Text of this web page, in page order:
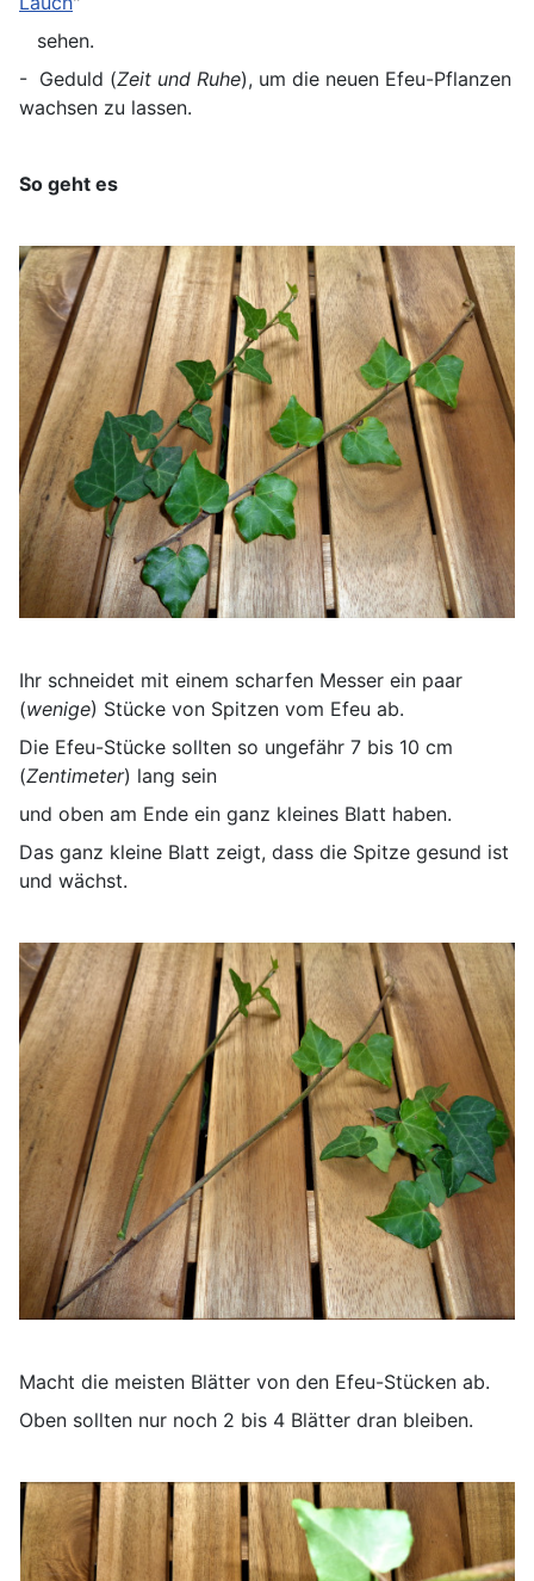
sehen.
- Geduld (Zeit und Ruhe), um die neuen Efeu-Pflanzen
wachsen zu lassen.
So geht es
Ihr schneidet mit einem scharfen Messer ein paar
(wenige) Stücke von Spitzen vom Efeu ab.
Die Efeu-Stücke sollten so ungefähr 7 bis 10 cm
(Zentimeter) lang sein
und oben am Ende ein ganz kleines Blatt haben.
Das ganz kleine Blatt zeigt, dass die Spitze gesund ist
und wächst.
Macht die meisten Blätter von den Efeu-Stücken ab.
Oben sollten nur noch 2 bis 4 Blätter dran bleiben.